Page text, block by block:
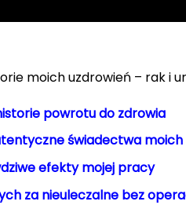
moich uzdrowień – rak i
powrotu do zdrowia
świadectwa moich
efekty mojej pracy
za nieuleczalne bez